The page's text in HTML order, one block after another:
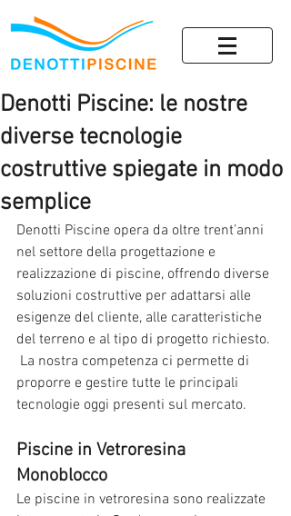
Denotti Piscine: le nostre
diverse tecnologie
costruttive spiegate in modo
semplice
Denotti Piscine opera da oltre trent’anni
nel settore della progettazione e
realizzazione di piscine, offrendo diverse
soluzioni costruttive per adattarsi alle
esigenze del cliente, alle caratteristiche
del terreno e al tipo di progetto richiesto.
proporre e gestire tutte le principali
tecnologie oggi presenti sul mercato.
Piscine in Vetroresina
Monoblocco
Le piscine in vetroresina sono realizzate